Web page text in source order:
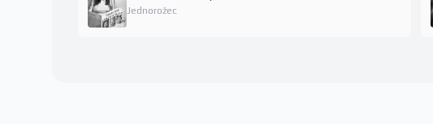
Jednorožec